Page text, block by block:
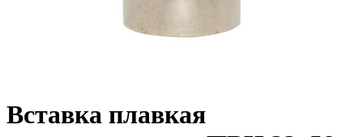
Вставка плавкая